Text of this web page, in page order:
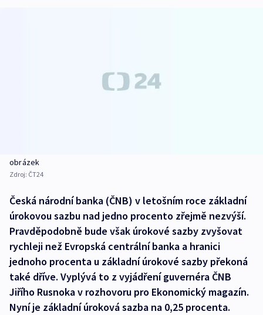
obrázek
Zdroj: ČT24
Česká národní banka (ČNB) v letošním roce základní
úrokovou sazbu nad jedno procento zřejmě nezvýší.
Pravděpodobně bude však úrokové sazby zvyšovat
rychleji než Evropská centrální banka a hranici
jednoho procenta u základní úrokové sazby překoná
také dříve. Vyplývá to z vyjádření guvernéra ČNB
Jiřího Rusnoka v rozhovoru pro Ekonomický magazín.
Nyní je základní úroková sazba na 0,25 procenta.